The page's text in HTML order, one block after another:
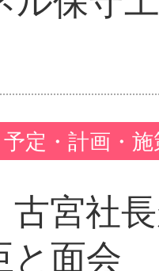
予定・計画・
宮社
と面会